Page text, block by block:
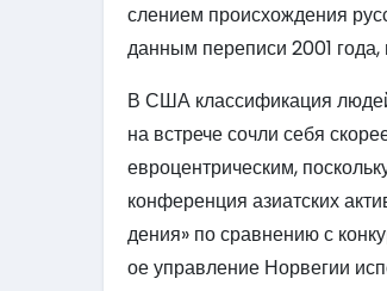
слением происхождения
данным переписи 2001
В США классификация
на встрече сочли себя
евроцентрическим,
конференция азиатских
дения» по сравнению с
ое управление Норвегии